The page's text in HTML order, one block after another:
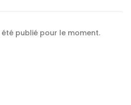
publié pour le moment.